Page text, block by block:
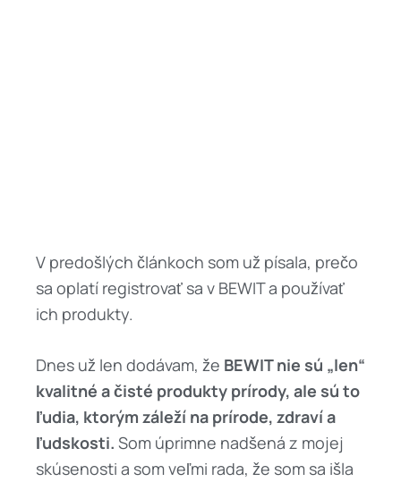
V predošlých článkoch som už písala, prečo
sa oplatí registrovať sa v BEWIT a používať
ich produkty.
Dnes už len dodávam, že BEWIT nie sú „len“
kvalitné a čisté produkty prírody, ale sú to
ľudia, ktorým záleží na prírode, zdraví a
ľudskosti. Som úprimne nadšená z mojej
skúsenosti a som veľmi rada, že som sa išla